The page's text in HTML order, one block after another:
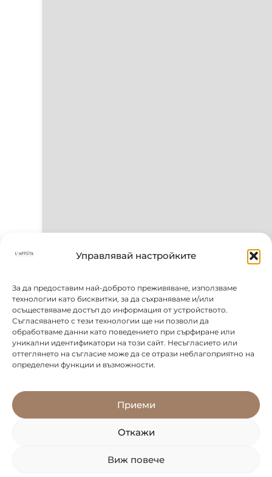
Управлявай настройките
За да предоставим най-доброто преживяване, използваме
технологии като бисквитки, за да съхраняваме и/или
осъществяваме достъп до информация от устройството.
Съгласяването с тези технологии ще ни позволи да
обработваме данни като поведението при сърфиране или
уникални идентификатори на този сайт. Несъгласието или
оттеглянето на съгласие може да се отрази неблагоприятно на
определени функции и възможности.
Приеми
Откажи
Виж повече